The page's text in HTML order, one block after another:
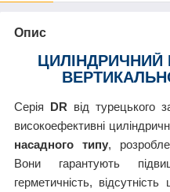
Опис
Серія DR від турецького
високоефективні
насадного типу,
Вони гарантують
герметичність,